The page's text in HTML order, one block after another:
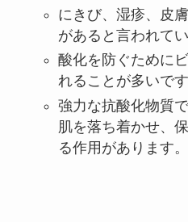
にきび、湿疹、皮
があると言われてい
酸化を防ぐために
れることが多いです
強力な抗酸化物質
肌を落ち着かせ、
る作用があります。